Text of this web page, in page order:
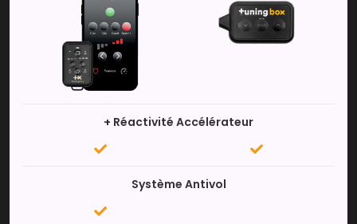
+ Réactivité Accélérateur
Système Antivol